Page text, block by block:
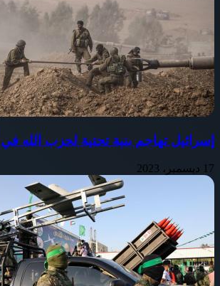
إسرائيل تهاجم بنية تحتية لحزب الله في
17 ديسمبر، 2023